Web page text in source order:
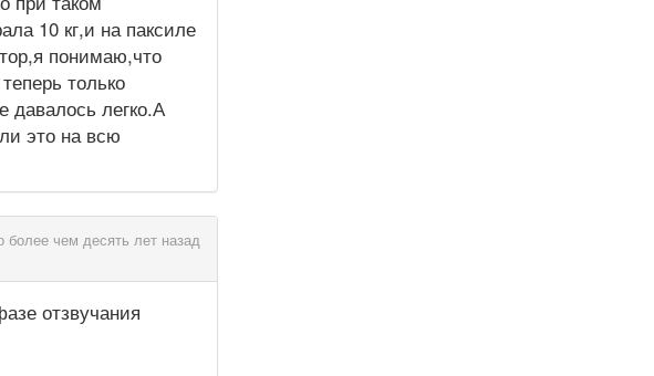
10 кг,и на паксиле
понимаю,что
только
давалось легко.А
это на всю
более чем десять лет назад
отзвучания